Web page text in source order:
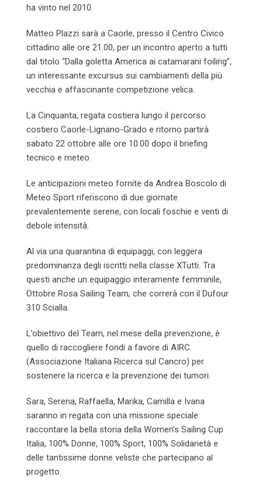
ha vinto nel 2010.
Matteo Plazzi sarà a Caorle, presso il Centro Civico
cittadino alle ore 21.00, per un incontro aperto a tutti
dal titolo “Dalla goletta America ai catamarani foiling”,
un interessante excursus sui cambiamenti della più
vecchia e affascinante competizione velica.
La Cinquanta, regata costiera lungo il percorso
costiero Caorle-Lignano-Grado e ritorno partirà
sabato 22 ottobre alle ore 10.00 dopo il briefing
tecnico e meteo.
Le anticipazioni meteo fornite da Andrea Boscolo di
Meteo Sport riferiscono di due giornate
prevalentemente serene, con locali foschie e venti di
debole intensità.
Al via una quarantina di equipaggi, con leggera
predominanza degli iscritti nella classe XTutti. Tra
questi anche un equipaggio interamente femminile,
Ottobre Rosa Sailing Team, che correrà con il Dufour
310 Scialla.
L’obiettivo del Team, nel mese della prevenzione, è
quello di raccogliere fondi a favore di AIRC
(Associazione Italiana Ricerca sul Cancro) per
sostenere la ricerca e la prevenzione dei tumori.
Sara, Serena, Raffaella, Marika, Camilla e Ivana
saranno in regata con una missione speciale:
raccontare la bella storia della Women’s Sailing Cup
Italia, 100% Donne, 100% Sport, 100% Solidarietà e
delle tantissime donne veliste che partecipano al
progetto.